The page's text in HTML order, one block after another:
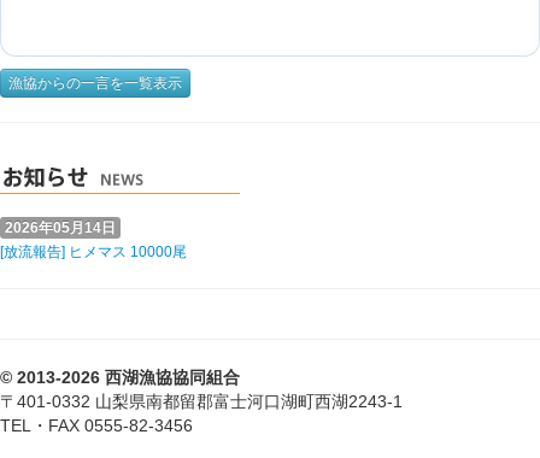
漁協からの一言を一覧表示
2026年05月14日
[放流報告] ヒメマス 10000尾
© 2013-2026 西湖漁協協同組合
〒401-0332 山梨県南都留郡富士河口湖町西湖2243-1
TEL・FAX 0555-82-3456